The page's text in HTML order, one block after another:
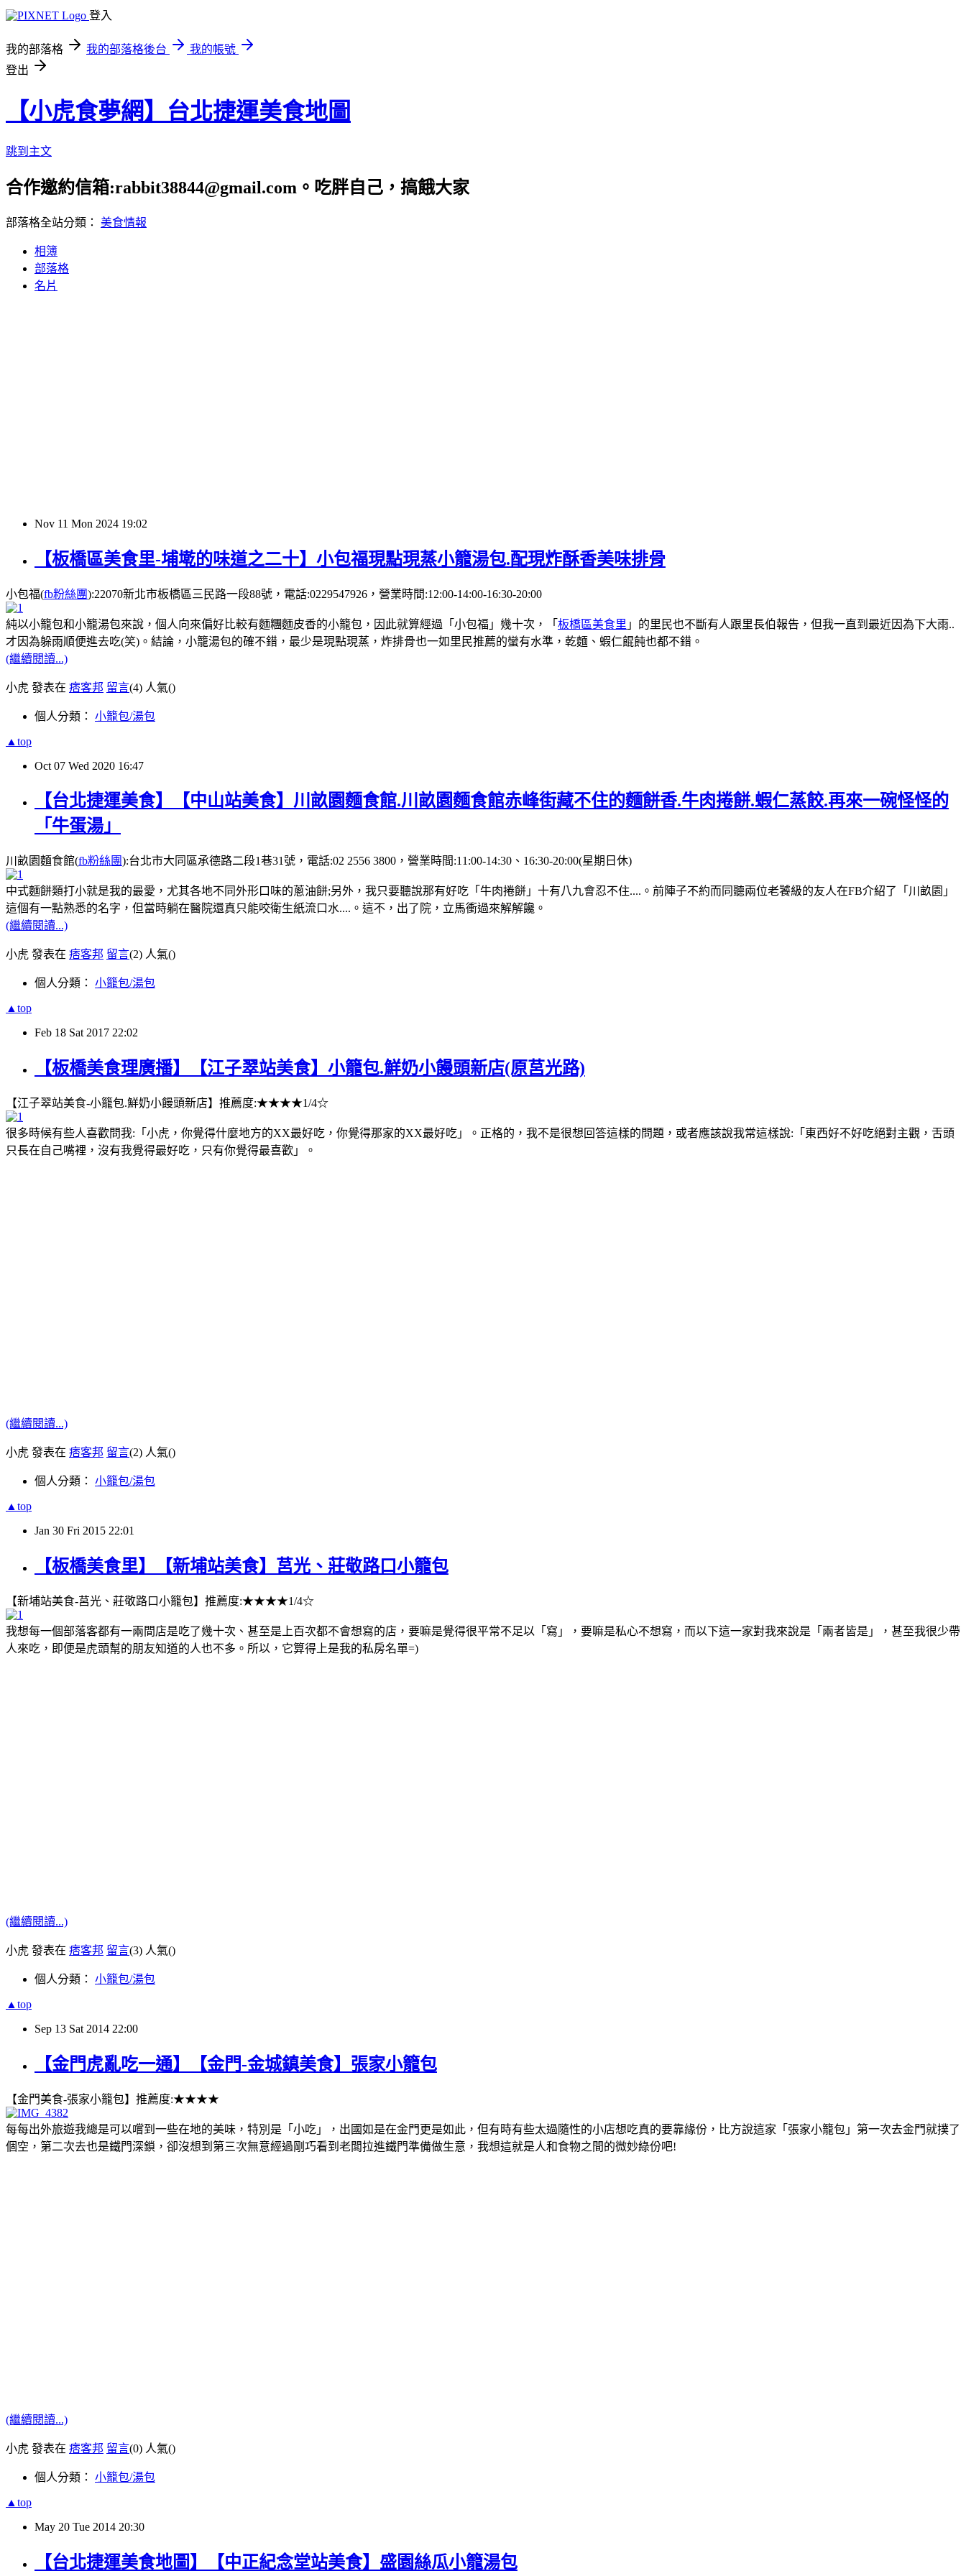
登入
我的部落格 我的部落格後台
我的帳號
登出
【小虎食夢網】台北捷運美食地圖
跳到主文
合作邀約信箱:rabbit38844@gmail.com。吃胖自己，搞餓大家
部落格全站分類： 美食情報
相簿
部落格
名片
Nov 11 Mon 2024 19:02
【板橋區美食里-埔墘的味道之二十】小包福現點現蒸小籠湯包.配現炸酥香美味排骨
小包福(fb粉絲團):22070新北市板橋區三民路一段88號，電話:0229547926，營業時間:12:00-14:00-16:30-20:00
純以小籠包和小籠湯包來說，個人向來偏好比較有麵糰麵皮香的小籠包，因此就算經過「小包福」幾十次，「 板橋區美食里 」的里民也不斷有人跟里長伯報告，但我一直到最近因為下大雨..
才因為躲雨順便進去吃(笑)。結論，小籠湯包的確不錯，最少是現點現蒸，炸排骨也一如里民推薦的蠻有水準，乾麵、蝦仁餛飩也都不錯。
(繼續閱讀...)
小虎 發表在 痞客邦 留言(4) 人氣()
個人分類： 小籠包/湯包
▲top
Oct 07 Wed 2020 16:47
【台北捷運美食】【中山站美食】川畝園麵食館.川畝園麵食館赤峰街藏不住的麵餅香.牛肉捲餅.蝦仁蒸餃.再來一碗怪怪的
「牛蛋湯」
川畝園麵食館(fb粉絲團):台北市大同區承德路二段1巷31號，電話:02 2556 3800，營業時間:11:00-14:30、16:30-20:00(星期日休)
中式麵餅類打小就是我的最愛，尤其各地不同外形口味的蔥油餅;另外，我只要聽說那有好吃「牛肉捲餅」十有八九會忍不住....。前陣子不約而同聽兩位老饕級的友人在FB介紹了「川畝園」
這個有一點熟悉的名字，但當時躺在醫院還真只能咬衛生紙流口水....。這不，出了院，立馬衝過來解解饞。
(繼續閱讀...)
小虎 發表在 痞客邦 留言(2) 人氣()
個人分類： 小籠包/湯包
▲top
Feb 18 Sat 2017 22:02
【板橋美食理廣播】【江子翠站美食】小籠包.鮮奶小饅頭新店(原莒光路)
【江子翠站美食-小籠包.鮮奶小饅頭新店】推薦度:★★★★1/4☆
很多時候有些人喜歡問我:「小虎，你覺得什麼地方的XX最好吃，你覺得那家的XX最好吃」。正格的，我不是很想回答這樣的問題，或者應該說我常這樣說:「東西好不好吃絕對主觀，舌頭
只長在自己嘴裡，沒有我覺得最好吃，只有你覺得最喜歡」。
(繼續閱讀...)
小虎 發表在 痞客邦 留言(2) 人氣()
個人分類： 小籠包/湯包
▲top
Jan 30 Fri 2015 22:01
【板橋美食里】【新埔站美食】莒光、莊敬路口小籠包
【新埔站美食-莒光、莊敬路口小籠包】推薦度:★★★★1/4☆
我想每一個部落客都有一兩間店是吃了幾十次、甚至是上百次都不會想寫的店，要嘛是覺得很平常不足以「寫」，要嘛是私心不想寫，而以下這一家對我來說是「兩者皆是」，甚至我很少帶
人來吃，即便是虎頭幫的朋友知道的人也不多。所以，它算得上是我的私房名單=)
(繼續閱讀...)
小虎 發表在 痞客邦 留言(3) 人氣()
個人分類： 小籠包/湯包
▲top
Sep 13 Sat 2014 22:00
【金門虎亂吃一通】【金門-金城鎮美食】張家小籠包
【金門美食-張家小籠包】推薦度:★★★★
每每出外旅遊我總是可以嚐到一些在地的美味，特別是「小吃」，出國如是在金門更是如此，但有時有些太過隨性的小店想吃真的要靠緣份，比方說這家「張家小籠包」第一次去金門就撲了
個空，第二次去也是鐵門深鎖，卻沒想到第三次無意經過剛巧看到老闆拉進鐵門準備做生意，我想這就是人和食物之間的微妙綠份吧!
(繼續閱讀...)
小虎 發表在 痞客邦 留言(0) 人氣()
個人分類： 小籠包/湯包
▲top
May 20 Tue 2014 20:30
【台北捷運美食地圖】【中正紀念堂站美食】盛園絲瓜小籠湯包